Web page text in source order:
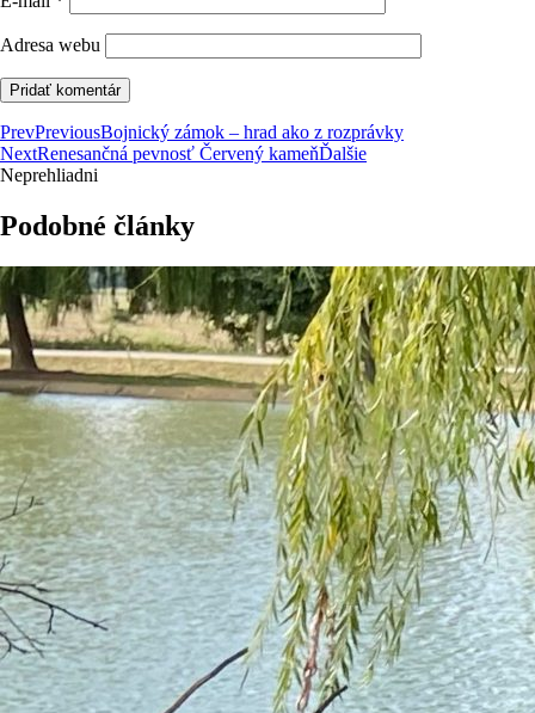
Adresa webu
PrevPreviousBojnický zámok – hrad ako z rozprávky
NextRenesančná pevnosť Červený kameňĎalšie
Neprehliadni
Podobné články